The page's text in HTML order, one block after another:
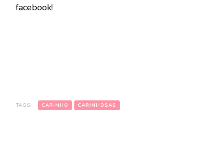
facebook!
TAGS: CARINHO CARINHOSAS